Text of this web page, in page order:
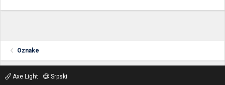
Oznake
Axe Light
Srpski